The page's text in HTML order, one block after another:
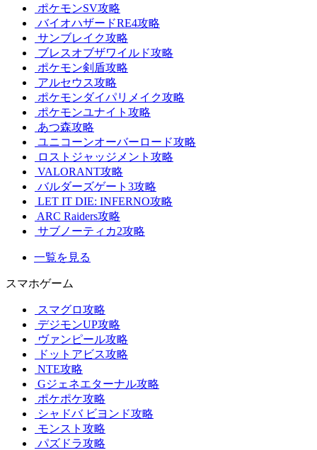
ポケモンSV攻略
バイオハザードRE4攻略
サンブレイク攻略
ブレスオブザワイルド攻略
ポケモン剣盾攻略
アルセウス攻略
ポケモンダイパリメイク攻略
ポケモンユナイト攻略
あつ森攻略
ユニコーンオーバーロード攻略
ロストジャッジメント攻略
VALORANT攻略
バルダーズゲート3攻略
LET IT DIE: INFERNO攻略
ARC Raiders攻略
サブノーティカ2攻略
一覧を見る
スマホゲーム
スマグロ攻略
デジモンUP攻略
ヴァンピール攻略
ドットアビス攻略
NTE攻略
Gジェネエターナル攻略
ポケポケ攻略
シャドバ ビヨンド攻略
モンスト攻略
パズドラ攻略